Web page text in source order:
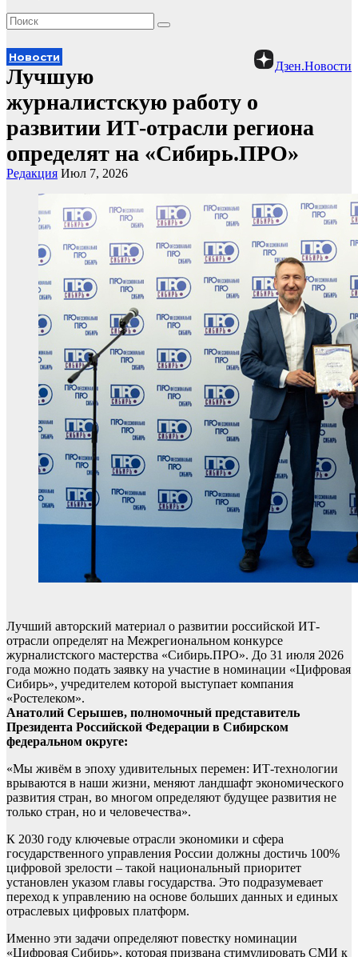
Дзен.Новости
Новости
Лучшую
журналистскую работу о
развитии ИТ-отрасли региона
определят на «Сибирь.ПРО»
Редакция Июл 7, 2026
Лучший авторский материал о развитии российской ИТ-
отрасли определят на Межрегиональном конкурсе
журналистского мастерства «Сибирь.ПРО». До 31 июля 2026
года можно подать заявку на участие в номинации «Цифровая
Сибирь», учредителем которой выступает компания
«Ростелеком».
Анатолий Серышев, полномочный представитель
Президента Российской Федерации в Сибирском
федеральном округе:
«Мы живём в эпоху удивительных перемен: ИТ-технологии
врываются в наши жизни, меняют ландшафт экономического
развития стран, во многом определяют будущее развития не
только стран, но и человечества».
К 2030 году ключевые отрасли экономики и сфера
государственного управления России должны достичь 100%
цифровой зрелости – такой национальный приоритет
установлен указом главы государства. Это подразумевает
переход к управлению на основе больших данных и единых
отраслевых цифровых платформ.
Именно эти задачи определяют повестку номинации
«Цифровая Сибирь», которая призвана стимулировать СМИ к